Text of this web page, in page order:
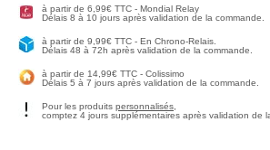
à partir de 6,99€ TTC - Mondial Relay
Délais 8 à 10 jours après validation de la commande.
à partir de 9,99€ TTC - En Chrono-Relais.
Délais 48 à 72h après validation de la commande.
à partir de 14,99€ TTC - Colissimo
Délais 5 à 7 jours après validation de la commande.
Pour les produits personnalisés
comptez 4 jours supplémentaires après validation de